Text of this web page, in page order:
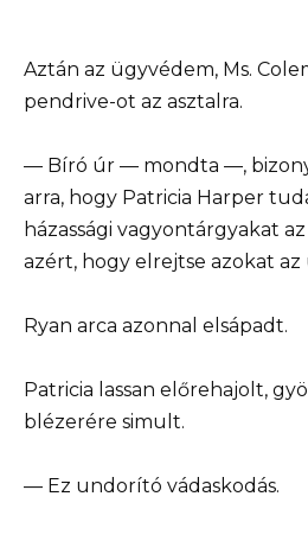
Aztán az ügyvédem, Ms.
pendrive-ot az asztalra.
— Bíró úr — mondta —,
arra, hogy Patricia Harper
házassági vagyontárgyakat
azért, hogy elrejtse azokat
Ryan arca azonnal elsápadt.
Patricia lassan előrehajolt,
blézerére simult.
— Ez undorító vádaskodás.